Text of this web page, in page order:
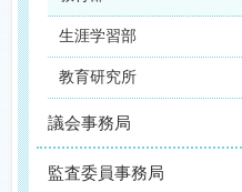
生涯学習部
教育研究所
議会事務局
監査委員事務局